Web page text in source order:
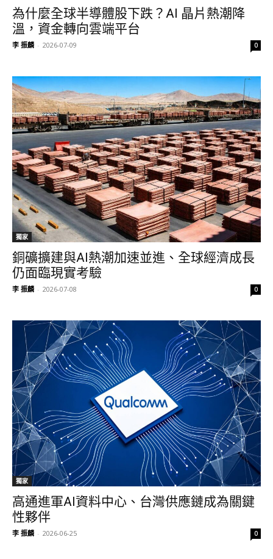
為什麼全球半導體股下跌？AI 晶片熱潮降
溫，資金轉向雲端平台
李 振麟 - 2026-07-09 0
獨家
銅礦擴建與AI熱潮加速並進、全球經濟成長
仍面臨現實考驗
李 振麟 - 2026-07-08 0
獨家
高通進軍AI資料中心、台灣供應鏈成為關鍵
性夥伴
李 振麟 - 2026-06-25 0